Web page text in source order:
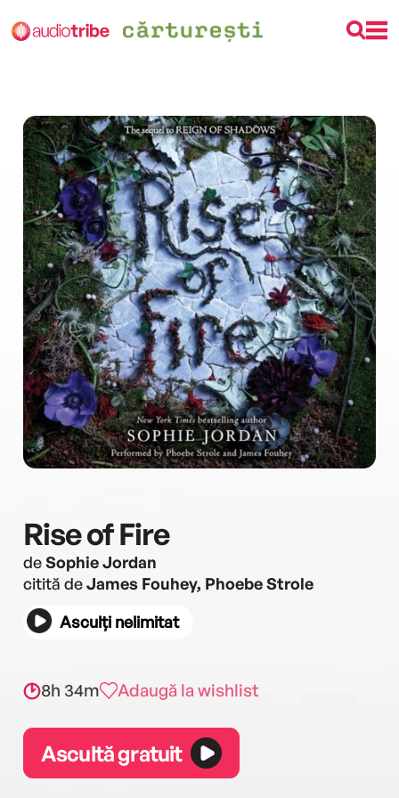
Rise of Fire
deSophie Jordan
citită deJames Fouhey, Phoebe Strole
Asculți nelimitat
8h 34m Adaugă la wishlist
Ascultă gratuit